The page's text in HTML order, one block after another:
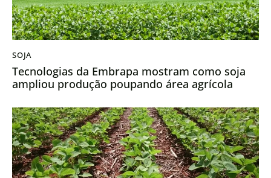
SOJA
Tecnologias da Embrapa mostram como soja
ampliou produção poupando área agrícola